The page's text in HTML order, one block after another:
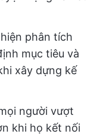
phân tích
mục tiêu và
xây dựng kế
người vượt
khi họ kết nối